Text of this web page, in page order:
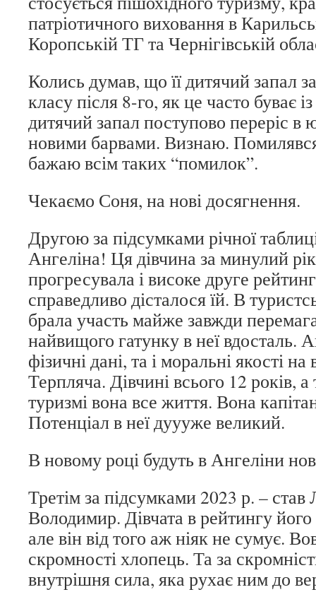
патріотичного виховання в
Коропській ТГ та Чернігівській
Колись думав, що її дитячий запал
класу після 8-го, як це часто буває
дитячий запал поступово переріс в
новими барвами. Визнаю.
бажаю всім таких “помилок”.
Чекаємо Соня, на нові досягнення.
Другою за підсумками річної
Ангеліна! Ця дівчина за минулий
прогресувала і високе друге
справедливо дісталося їй. В
брала участь майже завжди
найвищого гатунку в неї вдосталь.
фізичні дані, та і моральні якості
Терпляча. Дівчині всього 12 років,
туризмі вона все життя. Вона
Потенціал в неї дуууже великий.
В новому році будуть в Ангеліни
Третім за підсумками 2023 р. –
Володимир. Дівчата в рейтингу
але він від того аж ніяк не сумує.
скромності хлопець. Та за
внутрішня сила, яка рухає ним до